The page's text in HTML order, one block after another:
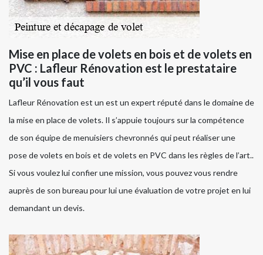
Mise en place de volets en bois et de volets en
PVC : Lafleur Rénovation est le prestataire
qu’il vous faut
Lafleur Rénovation est un est un expert réputé dans le domaine de
la mise en place de volets. Il s’appuie toujours sur la compétence
de son équipe de menuisiers chevronnés qui peut réaliser une
pose de volets en bois et de volets en PVC dans les règles de l’art..
Si vous voulez lui confier une mission, vous pouvez vous rendre
auprès de son bureau pour lui une évaluation de votre projet en lui
demandant un devis.